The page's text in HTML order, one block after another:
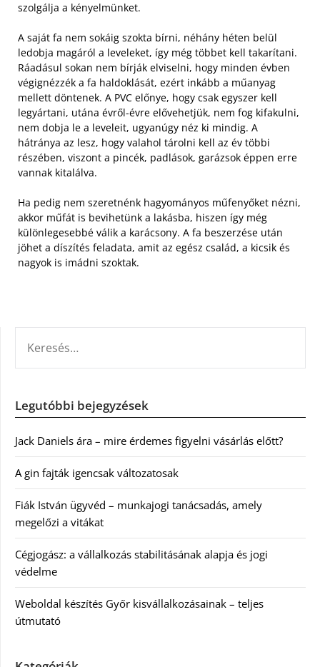
szolgálja a kényelmünket.
A saját fa nem sokáig szokta bírni, néhány héten belül
ledobja magáról a leveleket, így még többet kell takarítani.
Ráadásul sokan nem bírják elviselni, hogy minden évben
végignézzék a fa haldoklását, ezért inkább a műanyag
mellett döntenek. A PVC előnye, hogy csak egyszer kell
legyártani, utána évről-évre elővehetjük, nem fog kifakulni,
nem dobja le a leveleit, ugyanúgy néz ki mindig. A
hátránya az lesz, hogy valahol tárolni kell az év többi
részében, viszont a pincék, padlások, garázsok éppen erre
vannak kitalálva.
Ha pedig nem szeretnénk hagyományos műfenyőket nézni,
akkor műfát is bevihetünk a lakásba, hiszen így még
különlegesebbé válik a karácsony. A fa beszerzése után
jöhet a díszítés feladata, amit az egész család, a kicsik és
nagyok is imádni szoktak.
Legutóbbi bejegyzések
Jack Daniels ára – mire érdemes figyelni vásárlás előtt?
A gin fajták igencsak változatosak
Fiák István ügyvéd – munkajogi tanácsadás, amely
megelőzi a vitákat
Cégjogász: a vállalkozás stabilitásának alapja és jogi
védelme
Weboldal készítés Győr kisvállalkozásainak – teljes
útmutató